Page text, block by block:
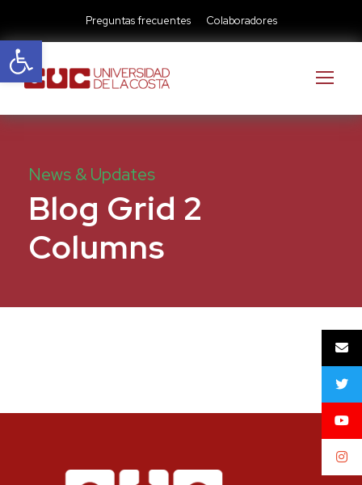
Abrir barra de herramientas
Preguntas frecuentes Colaboradores
News & Updates
Blog Grid 2
Columns